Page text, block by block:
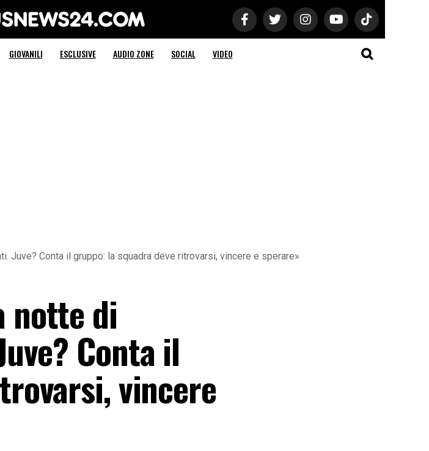
News 24
GIOVANILI ESCLUSIVE AUDIO ZONE SOCIAL VIDEO
Juve? Conta il gruppo: la squadra deve ritrovarsi, vincere e sperare»
notte di
Conta il
vincere